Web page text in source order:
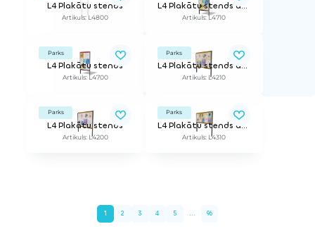
L4 Plakātu stends
Artikuls: L4800
L4 Plakātu stends ar OSB plātni
Artikuls: L4710
Parks
L4 Plakātu stends
Artikuls: L4700
Parks
L4 Plakātu stends ar OSB plātni
Artikuls: L4210
Parks
L4 Plakātu stends
Artikuls: L4200
Parks
L4 Plakātu stends ar OSB plātni
Artikuls: L4310
1 2 3 4 5 ... 96